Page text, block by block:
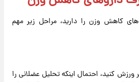
کاهش وزن را دارید، مراحل زیر مهم
کنید، احتمال اینکه تحلیل عضلانی را